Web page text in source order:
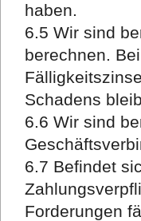
haben.
6.5 Wir sind
berechnen.
Schadens
6.6 Wir sind
6.7 Befindet
Forderungen